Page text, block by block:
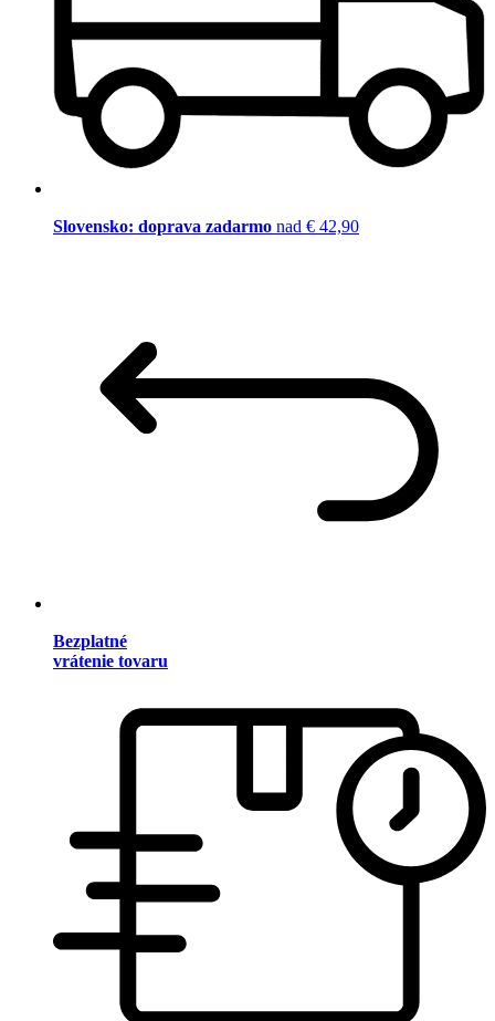
Slovensko: doprava zadarmo nad € 42,90
Bezplatné
vrátenie tovaru